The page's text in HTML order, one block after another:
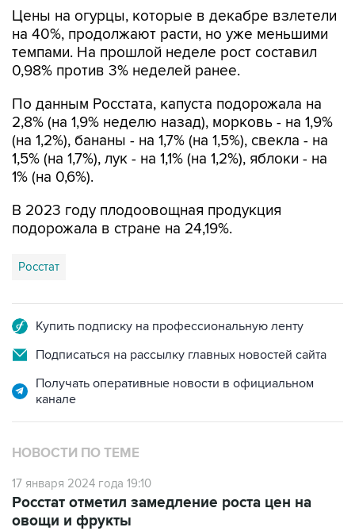
Цены на огурцы, которые в декабре взлетели
на 40%, продолжают расти, но уже меньшими
темпами. На прошлой неделе рост составил
0,98% против 3% неделей ранее.
По данным Росстата, капуста подорожала на
2,8% (на 1,9% неделю назад), морковь - на 1,9%
(на 1,2%), бананы - на 1,7% (на 1,5%), свекла - на
1,5% (на 1,7%), лук - на 1,1% (на 1,2%), яблоки - на
1% (на 0,6%).
В 2023 году плодоовощная продукция
подорожала в стране на 24,19%.
Росстат
Купить подписку на профессиональную ленту
Подписаться на рассылку главных новостей сайта
Получать оперативные новости в официальном
канале
НОВОСТИ ПО ТЕМЕ
17 января 2024 года 19:10
Росстат отметил замедление роста цен на
овощи и фрукты